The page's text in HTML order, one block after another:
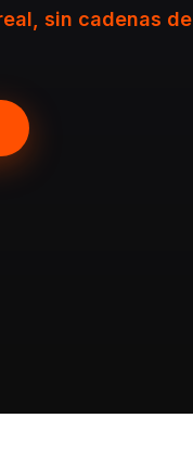
sin cadenas de